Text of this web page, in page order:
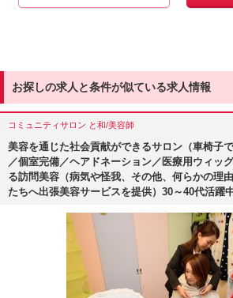
お探しの求人と条件が似ている求人情報
コミュニティサロン と和/美容師
美容を通じた社会貢献ができるサロン（車椅子
／個室完備／ヘアドネーション／医療用ウィッ
る訪問美容（病気や怪我、その他、何らかの理
たちへ出張美容サービスを提供）30～40代活躍